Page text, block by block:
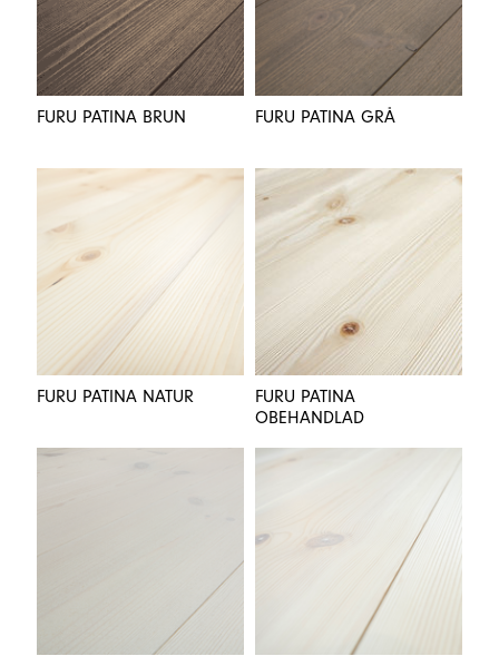
FURU PATINA BRUN FURU PATINA GRÅ
FURU PATINA NATUR
FURU PATINA
OBEHANDLAD